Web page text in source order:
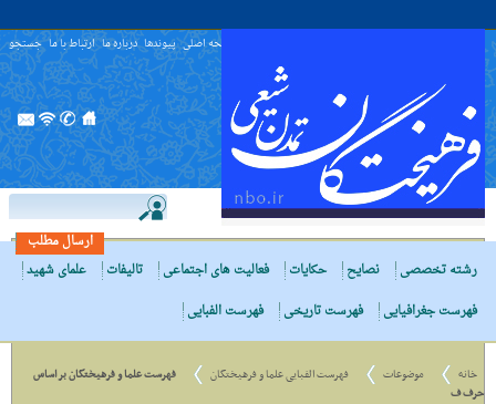
صفحه اصلی پیوندها درباره ما ارتباط با ما جستجو
ارسال مطلب
رشته تخصصی
نصایح حکایات فعالیت های اجتماعی تالیفات
علمای شهید
فهرست جغرافیایی
فهرست تاریخی فهرست الفبایی
خانه موضوعات فهرست الفبایی علما و فرهیختگان
فهرست علما و فرهیختگان بر اساس
حرف ف